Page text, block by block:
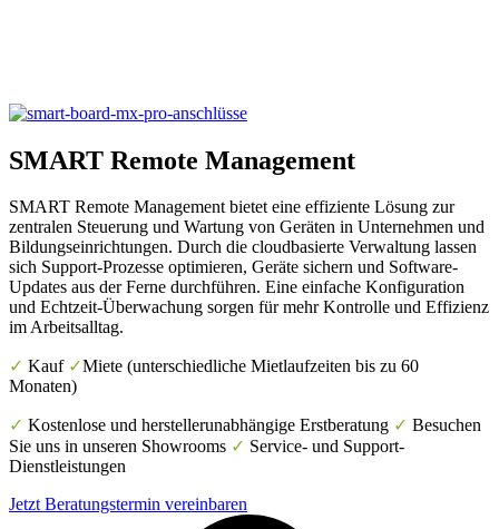
SMART Remote Management
SMART Remote Management bietet eine effiziente Lösung zur
zentralen Steuerung und Wartung von Geräten in Unternehmen und
Bildungseinrichtungen. Durch die cloudbasierte Verwaltung lassen
sich Support-Prozesse optimieren, Geräte sichern und Software-
Updates aus der Ferne durchführen. Eine einfache Konfiguration
und Echtzeit-Überwachung sorgen für mehr Kontrolle und Effizienz
im Arbeitsalltag.
✓ Kauf ✓Miete (unterschiedliche Mietlaufzeiten bis zu 60
Monaten)
✓ Kostenlose und herstellerunabhängige Erstberatung ✓ Besuchen
Sie uns in unseren Showrooms ✓ Service- und Support-
Dienstleistungen
Jetzt Beratungstermin vereinbaren